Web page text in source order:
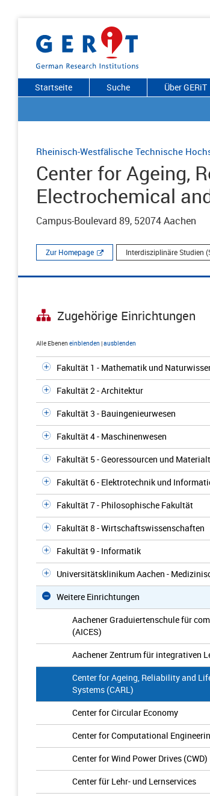
Startseite Suche Über GERiT
Rheinisch-Westfälische Technische
Center for Ageing,
Electrochemical
Campus-Boulevard 89, 52074 Aachen
Zur Homepage Interdisziplinäre Studien
Zugehörige Einrichtungen
Alle Ebenen einblenden |ausblenden
Fakultät 1 - Mathematik und
Fakultät 2 - Architektur
Fakultät 3 - Bauingenieurwesen
Fakultät 4 - Maschinenwesen
Fakultät 5 - Georessourcen und
Fakultät 6 - Elektrotechnik und
Fakultät 7 - Philosophische Fakultät
Fakultät 8 - Wirtschaftswissenschaften
Fakultät 9 - Informatik
Universitätsklinikum Aachen -
Weitere Einrichtungen
Aachener Graduiertenschule für
(AICES)
Aachener Zentrum für integrativen
Center for Ageing, Reliability and
Systems (CARL)
Center for Circular Economy
Center for Computational
Center for Wind Power Drives (CWD)
Center für Lehr- und Lernservices